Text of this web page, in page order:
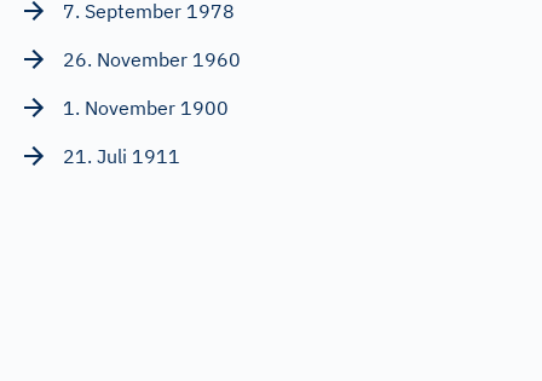
7. September 1978
26. November 1960
1. November 1900
21. Juli 1911